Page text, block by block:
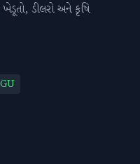
ખેડૂતો, ડીલરો અને કૃષિ
GU